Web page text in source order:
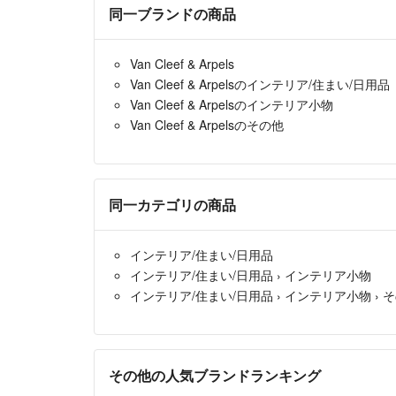
同一ブランドの商品
Van Cleef & Arpels
Van Cleef & Arpelsのインテリア/住まい/日用品
Van Cleef & Arpelsのインテリア小物
Van Cleef & Arpelsのその他
同一カテゴリの商品
インテリア/住まい/日用品
インテリア/住まい/日用品 › インテリア小物
インテリア/住まい/日用品 › インテリア小物 ›
その他の人気ブランドランキング